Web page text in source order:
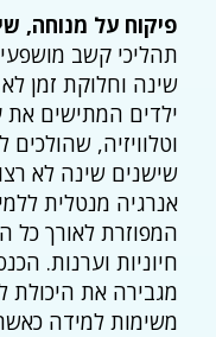
פיקוח על מנוחה,
תהליכי קשב
שינה וחלוקת זמן
ילדים המתישים
וטלוויזיה,
שישנים שינה לא
אנרגיה מנטלית
המפוזרת לאורך כל
חיוניות וערנות.
מגבירה את היכולת
משימות למידה